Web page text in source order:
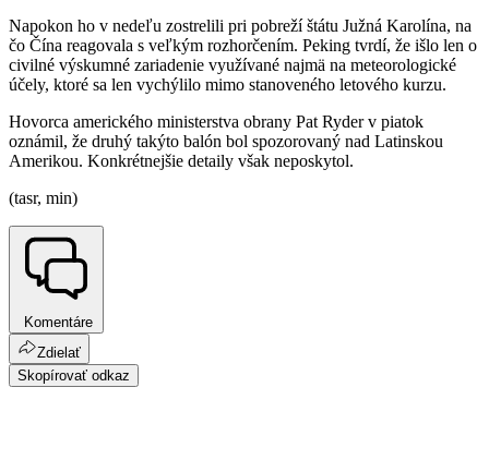
Napokon ho v nedeľu zostrelili pri pobreží štátu Južná Karolína, na
čo Čína reagovala s veľkým rozhorčením. Peking tvrdí, že išlo len o
civilné výskumné zariadenie využívané najmä na meteorologické
účely, ktoré sa len vychýlilo mimo stanoveného letového kurzu.
Hovorca amerického ministerstva obrany Pat Ryder v piatok
oznámil, že druhý takýto balón bol spozorovaný nad Latinskou
Amerikou. Konkrétnejšie detaily však neposkytol.
(tasr, min)
Komentáre
Zdielať
Skopírovať odkaz